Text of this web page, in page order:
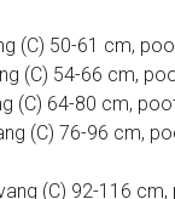
(C) 50-61 cm,
(C) 54-66 cm,
(C) 64-80 cm,
(C) 76-96 cm,
(C) 92-116